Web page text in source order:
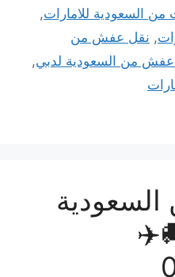
للامارات,
نقل عفش من
السعودية لدبي ,